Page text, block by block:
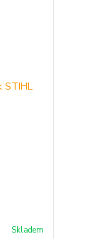
Skladem